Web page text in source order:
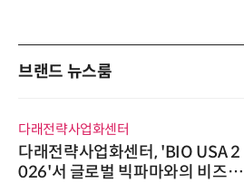
브랜드 뉴스룸
다래전략사업화센터
다래전략사업화센터, 'BIO USA 2
026'서 글로벌 빅파마와의 비즈니